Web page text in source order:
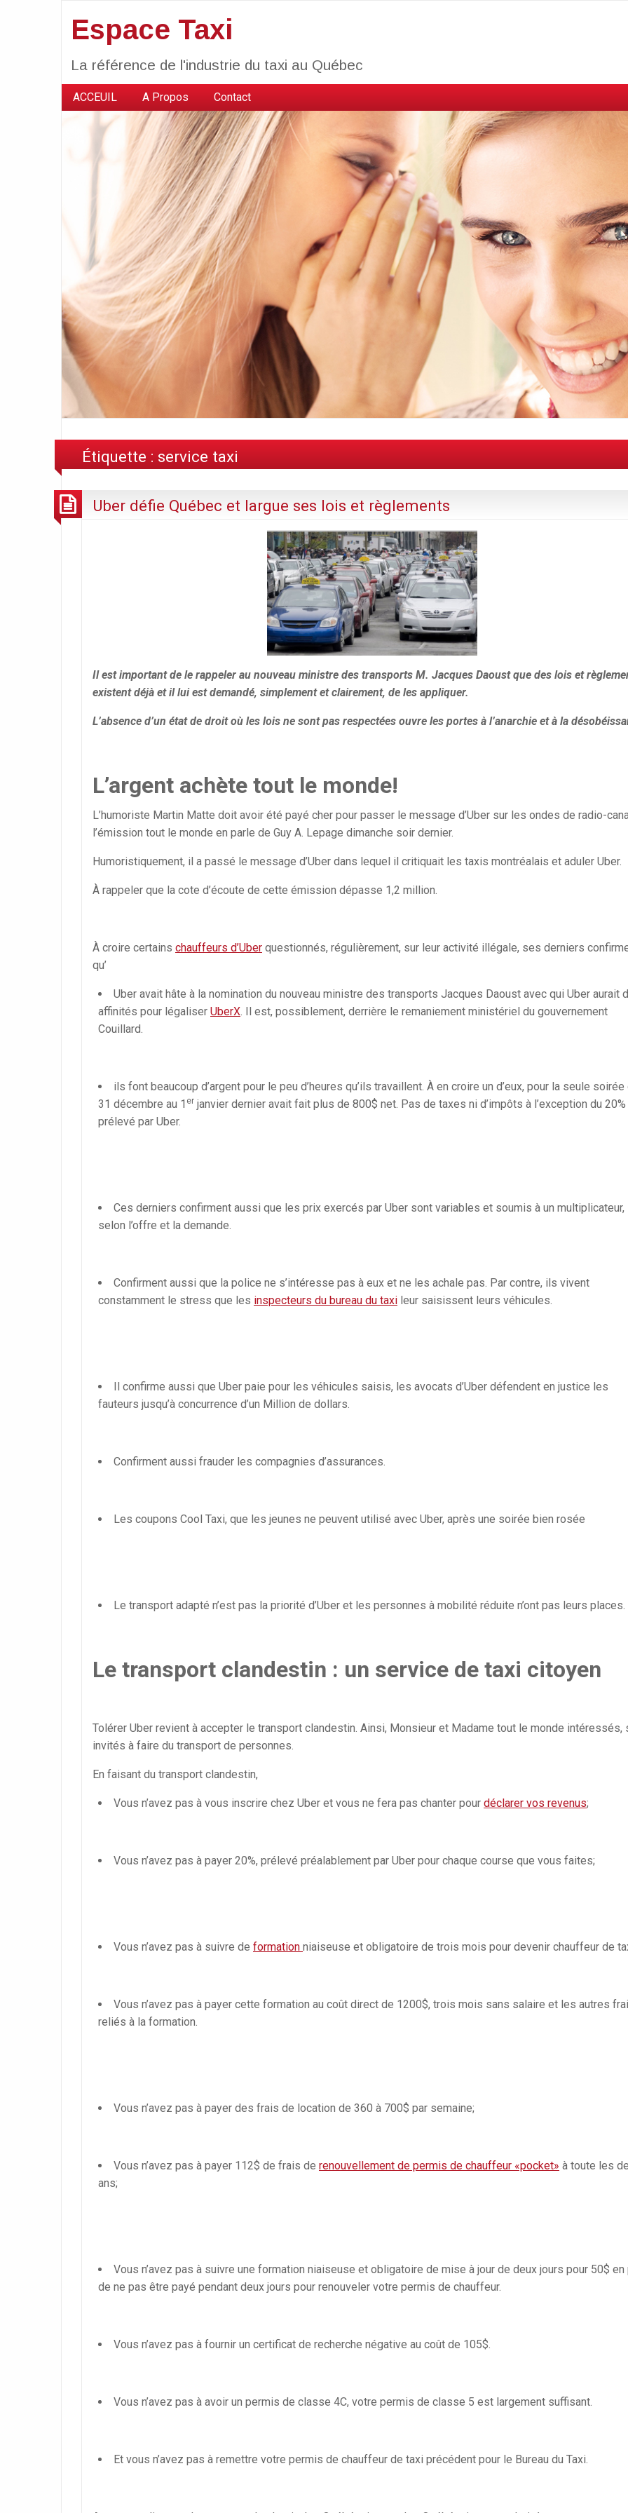
Espace Taxi
La référence de l'industrie du taxi au Québec
ACCEUIL A Propos Contact
Étiquette : service taxi
Uber défie Québec et largue ses lois et règlements
Il est important de le rappeler au nouveau ministre des transports M. Jacques Daoust que des lois et
existent déjà et il lui est demandé, simplement et clairement, de les appliquer.
L’absence d’un état de droit où les lois ne sont pas respectées ouvre les portes à l’anarchie et à la
L’argent achète tout le monde!
L’humoriste Martin Matte doit avoir été payé cher pour passer le message d’Uber sur les ondes de radio-
l’émission tout le monde en parle de Guy A. Lepage dimanche soir dernier.
Humoristiquement, il a passé le message d’Uber dans lequel il critiquait les taxis montréalais et aduler Uber.
À rappeler que la cote d’écoute de cette émission dépasse 1,2 million.
À croire certains chauffeurs d’Uber questionnés, régulièrement, sur leur activité illégale, ses derniers
qu’
Uber avait hâte à la nomination du nouveau ministre des transports Jacques Daoust avec qui Uber aurait
affinités pour légaliser UberX . Il est, possiblement, derrière le remaniement ministériel du gouvernement
Couillard.
ils font beaucoup d’argent pour le peu d’heures qu’ils travaillent. À en croire un d’eux, pour la seule soirée
31 décembre au 1 er janvier dernier avait fait plus de 800$ net. Pas de taxes ni d’impôts à l’exception du
prélevé par Uber.
Ces derniers confirment aussi que les prix exercés par Uber sont variables et soumis à un multiplicateur,
selon l’offre et la demande.
Confirment aussi que la police ne s’intéresse pas à eux et ne les achale pas. Par contre, ils vivent
constamment le stress que les inspecteurs du bureau du taxi leur saisissent leurs véhicules.
Il confirme aussi que Uber paie pour les véhicules saisis, les avocats d’Uber défendent en justice les
fauteurs jusqu’à concurrence d’un Million de dollars.
Confirment aussi frauder les compagnies d’assurances.
Les coupons Cool Taxi, que les jeunes ne peuvent utilisé avec Uber, après une soirée bien rosée
Le transport adapté n’est pas la priorité d’Uber et les personnes à mobilité réduite n’ont pas leurs places.
Le transport clandestin : un service de taxi citoyen
Tolérer Uber revient à accepter le transport clandestin. Ainsi, Monsieur et Madame tout le monde intéressés,
invités à faire du transport de personnes.
En faisant du transport clandestin,
Vous n’avez pas à vous inscrire chez Uber et vous ne fera pas chanter pour déclarer vos revenus;
Vous n’avez pas à payer 20%, prélevé préalablement par Uber pour chaque course que vous faites;
Vous n’avez pas à suivre de formation niaiseuse et obligatoire de trois mois pour devenir chauffeur de
Vous n’avez pas à payer cette formation au coût direct de 1200$, trois mois sans salaire et les autres
reliés à la formation.
Vous n’avez pas à payer des frais de location de 360 à 700$ par semaine;
Vous n’avez pas à payer 112$ de frais de renouvellement de permis de chauffeur «pocket» à toute les
ans;
Vous n’avez pas à suivre une formation niaiseuse et obligatoire de mise à jour de deux jours pour 50$ en
de ne pas être payé pendant deux jours pour renouveler votre permis de chauffeur.
Vous n’avez pas à fournir un certificat de recherche négative au coût de 105$.
Vous n’avez pas à avoir un permis de classe 4C, votre permis de classe 5 est largement suffisant.
Et vous n’avez pas à remettre votre permis de chauffeur de taxi précédent pour le Bureau du Taxi.